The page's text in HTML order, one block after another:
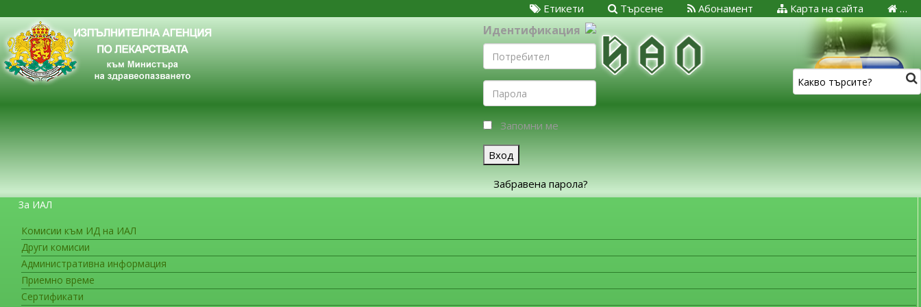
…
Карта на сайта
Абонамент
Търсене
Етикети
Идентификация
Запомни ме
Вход
Забравена парола?
За ИАЛ
Комисии към ИД на ИАЛ
Други комисии
Административна информация
Приемно време
Сертификати
ЗА ГРАЖДАНИТЕ